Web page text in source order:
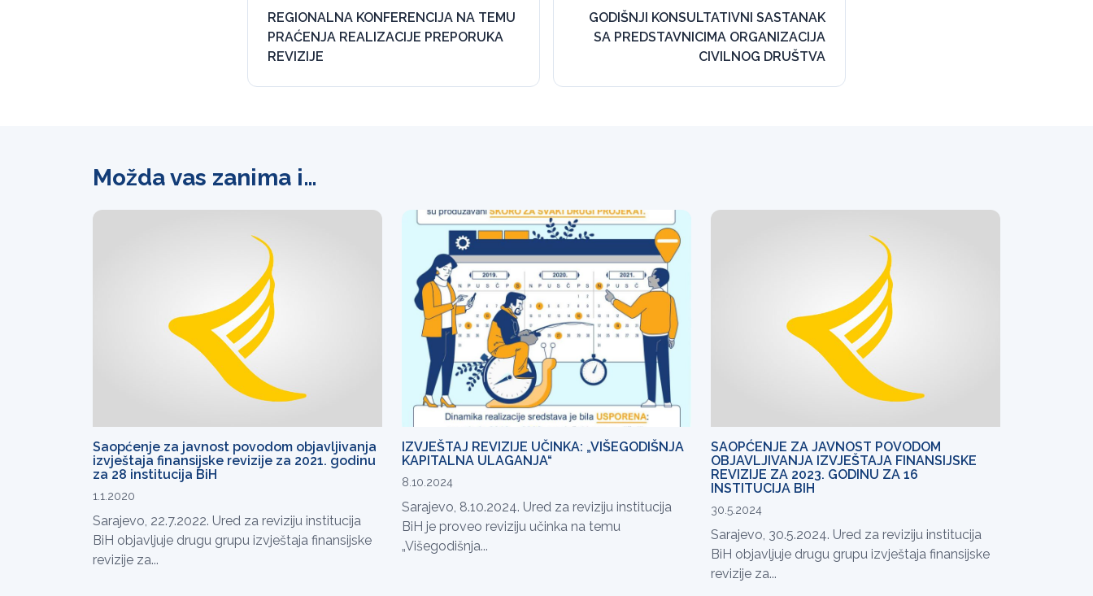
REGIONALNA KONFERENCIJA NA TEMU
PRAĆENJA REALIZACIJE PREPORUKA
REVIZIJE
GODIŠNJI KONSULTATIVNI SASTANAK
SA PREDSTAVNICIMA ORGANIZACIJA
CIVILNOG DRUŠTVA
Možda vas zanima i…
Saopćenje za javnost povodom objavljivanja
izvještaja finansijske revizije za 2021. godinu
za 28 institucija BiH
1.1.2020
Sarajevo, 22.7.2022. Ured za reviziju institucija
BiH objavljuje drugu grupu izvještaja finansijske
revizije za...
IZVJEŠTAJ REVIZIJE UČINKA: „VIŠEGODIŠNJA
KAPITALNA ULAGANJA“
8.10.2024
Sarajevo, 8.10.2024. Ured za reviziju institucija
BiH je proveo reviziju učinka na temu
„Višegodišnja...
SAOPĆENJE ZA JAVNOST POVODOM
OBJAVLJIVANJA IZVJEŠTAJA FINANSIJSKE
REVIZIJE ZA 2023. GODINU ZA 16
INSTITUCIJA BIH
30.5.2024
Sarajevo, 30.5.2024. Ured za reviziju institucija
BiH objavljuje drugu grupu izvještaja finansijske
revizije za...